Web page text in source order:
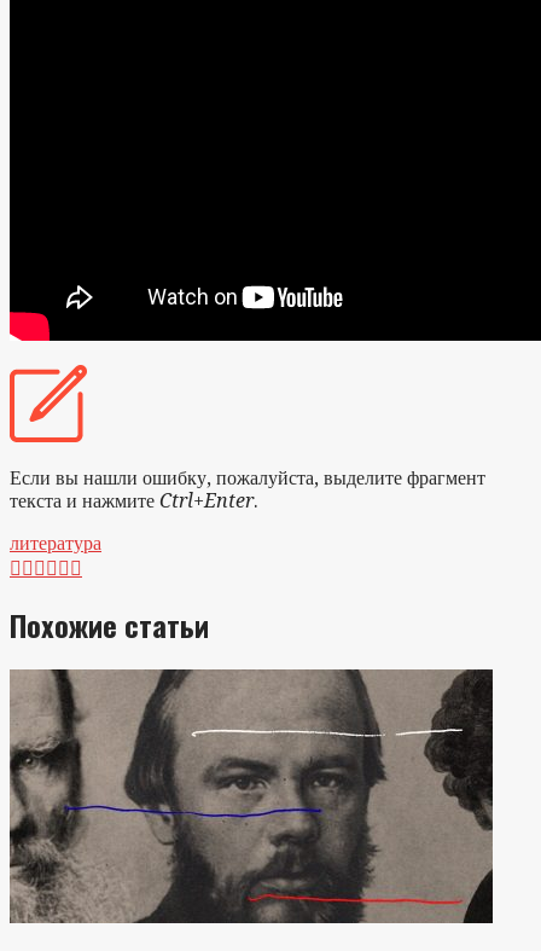
Если вы нашли ошибку, пожалуйста, выделите фрагмент
текста и нажмите Ctrl+Enter.
литература

Похожие статьи